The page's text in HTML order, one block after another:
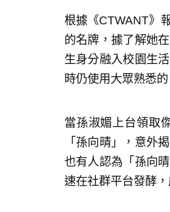
根據《CTWANT》
的名牌，據了解她
生身分融入校園生
時仍使用大眾熟悉
當孫淑媚上台領取
「孫向晴」，意外
也有人認為「孫向
速在社群平台發酵